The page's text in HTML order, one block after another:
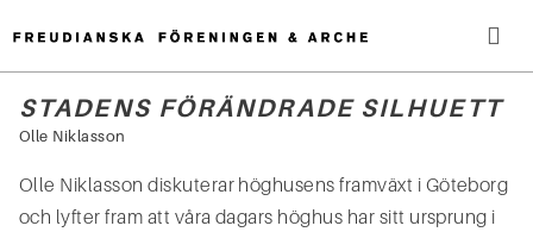
till
innehåll
Sök
STADENS FÖRÄNDRADE SILHUETT
Olle Niklasson
Olle Niklasson diskuterar höghusens framväxt i Göteborg
och lyfter fram att våra dagars höghus har sitt ursprung i